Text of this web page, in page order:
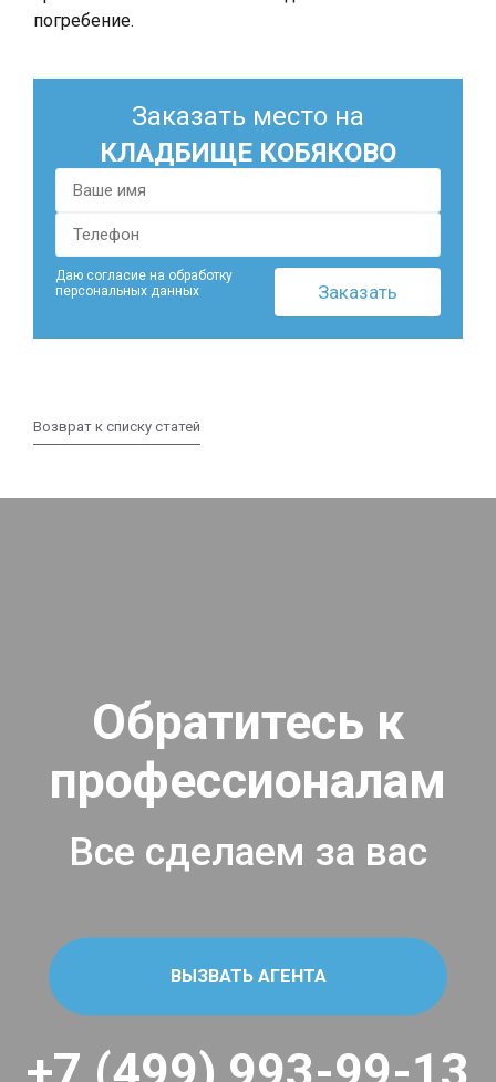
погребение.
Заказать место на
КЛАДБИЩЕ КОБЯКОВО
Даю согласие на обработку
персональных данных
Возврат к списку статей
Обратитесь к
профессионалам
Все сделаем за вас
ВЫЗВАТЬ АГЕНТА